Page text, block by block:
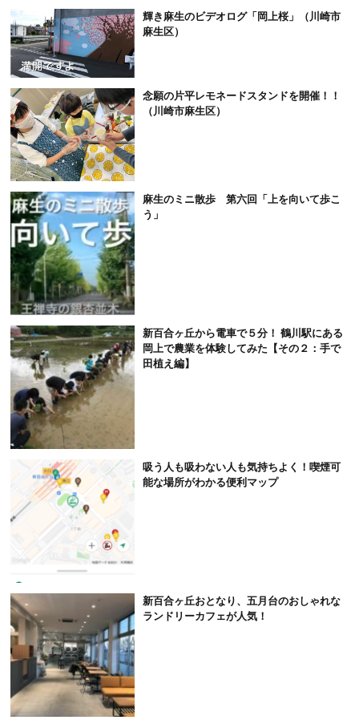
輝き麻生のビデオログ「岡上桜」（川崎市
麻生区）
念願の片平レモネードスタンドを開催！！
（川崎市麻生区）
麻生のミニ散歩 第六回「上を向いて歩こ
う」
新百合ヶ丘から電車で５分！ 鶴川駅にある
岡上で農業を体験してみた【その２：手で
田植え編】
吸う人も吸わない人も気持ちよく！喫煙可
能な場所がわかる便利マップ
新百合ヶ丘おとなり、五月台のおしゃれな
ランドリーカフェが人気！